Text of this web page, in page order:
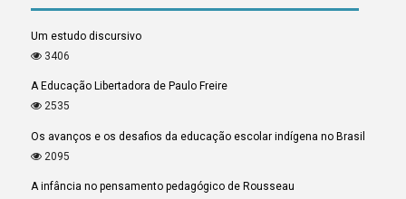
Um estudo discursivo
3406
A Educação Libertadora de Paulo Freire
2535
Os avanços e os desafios da educação escolar indígena no Brasil
2095
A infância no pensamento pedagógico de Rousseau